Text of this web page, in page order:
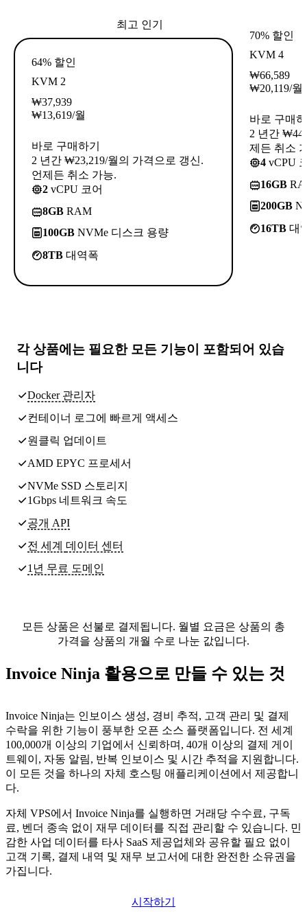
최고 인기
64% 할인
KVM 2
₩37,939
₩13,619/월
바로 구매하기
2 년간 ₩23,219/월의 가격으로 갱신.
언제든 취소 가능.
2 vCPU 코어
8GB RAM
100GB NVMe 디스크 용량
8TB 대역폭
70% 할인
KVM 4
₩66,589
₩20,119/월
바로 구매
2 년간
제든 취소
4 vCPU
16GB
200GB
16TB 대
각 상품에는 필요한 모든 기능이 포함되어 있습
니다
Docker 관리자
컨테이너 로그에 빠르게 액세스
원클릭 업데이트
AMD EPYC 프로세서
NVMe SSD 스토리지
1Gbps 네트워크 속도
공개 API
전 세계 데이터 센터
1년 무료 도메인
모든 상품은 선불로 결제됩니다. 월별 요금은 상품의 총
가격을 상품의 개월 수로 나눈 값입니다.
Invoice Ninja 활용으로 만들 수 있는 것
Invoice Ninja는 인보이스 생성, 경비 추적, 고객 관리 및 결제
수락을 위한 기능이 풍부한 오픈 소스 플랫폼입니다. 전 세계
100,000개 이상의 기업에서 신뢰하며, 40개 이상의 결제 게이
트웨이, 자동 알림, 반복 인보이스 및 시간 추적을 지원합니다.
이 모든 것을 하나의 자체 호스팅 애플리케이션에서 제공합니
다.
자체 VPS에서 Invoice Ninja를 실행하면 거래당 수수료, 구독
료, 벤더 종속 없이 재무 데이터를 직접 관리할 수 있습니다. 민
감한 사업 데이터를 타사 SaaS 제공업체와 공유할 필요 없이
고객 기록, 결제 내역 및 재무 보고서에 대한 완전한 소유권을
가집니다.
시작하기